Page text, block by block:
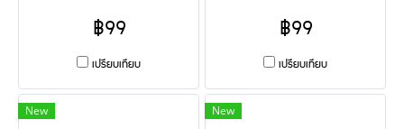
฿99
เปรียบเทียบ
฿99
เปรียบเทียบ
New New